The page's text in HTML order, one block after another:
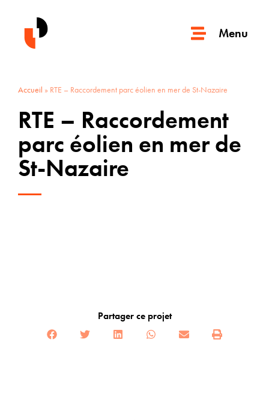
Menu
Accueil » RTE – Raccordement parc éolien en mer de St-Nazaire
RTE – Raccordement
parc éolien en mer de
St-Nazaire
Partager ce projet